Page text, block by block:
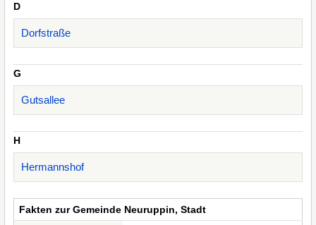
D
Dorfstraße
G
Gutsallee
H
Hermannshof
Fakten zur Gemeinde Neuruppin, Stadt